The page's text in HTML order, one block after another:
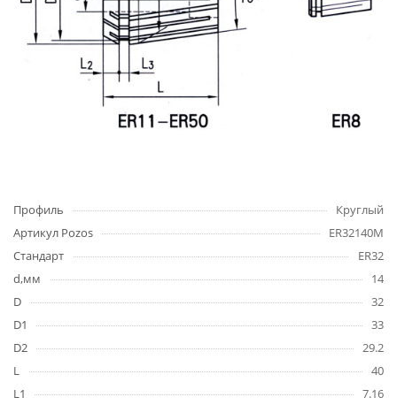
Профиль
Круглый
Артикул Pozos
ER32140M
Стандарт
ER32
d,мм
14
D
32
D1
33
D2
29.2
L
40
L1
7.16